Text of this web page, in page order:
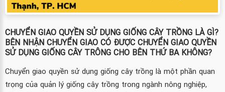
CHUYỂN GIAO QUYỀN SỬ DỤNG GIỐNG CÂY TRỒNG LÀ GÌ?
BÊN NHẬN CHUYỂN GIAO CÓ ĐƯỢC CHUYỂN GIAO QUYỀN
SỬ DỤNG GIỐNG CÂY TRÔNG CHO BÊN THỨ BA KHÔNG?
Chuyển giao quyền sử dụng giống cây trồng là một phần quan
trọng của quản lý giống cây trồng trong ngành nông nghiệp,